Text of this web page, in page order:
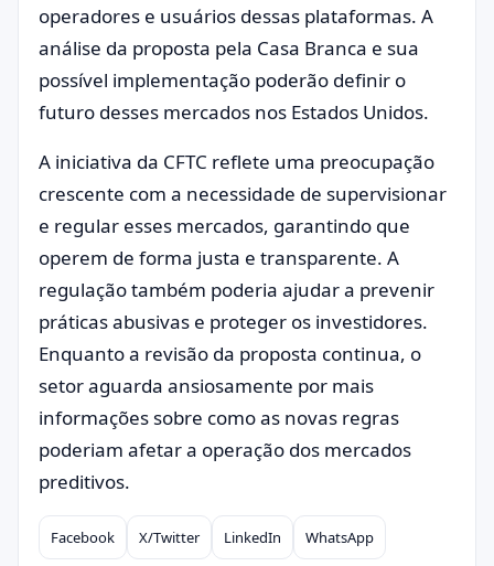
operadores e usuários dessas plataformas. A
análise da proposta pela Casa Branca e sua
possível implementação poderão definir o
futuro desses mercados nos Estados Unidos.
A iniciativa da CFTC reflete uma preocupação
crescente com a necessidade de supervisionar
e regular esses mercados, garantindo que
operem de forma justa e transparente. A
regulação também poderia ajudar a prevenir
práticas abusivas e proteger os investidores.
Enquanto a revisão da proposta continua, o
setor aguarda ansiosamente por mais
informações sobre como as novas regras
poderiam afetar a operação dos mercados
preditivos.
Compartilhar
Facebook X/Twitter LinkedIn WhatsApp